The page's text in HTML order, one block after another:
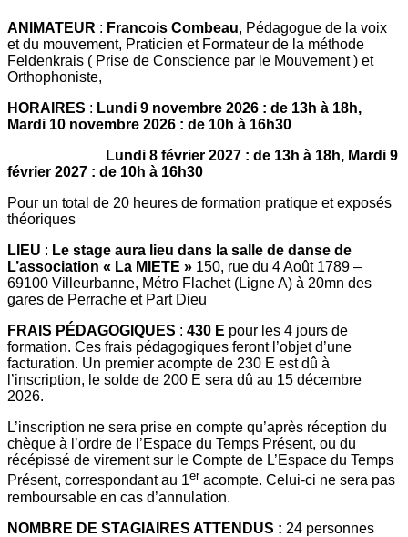
ANIMATEUR : Francois Combeau, Pédagogue de la voix
et du mouvement, Praticien et Formateur de la méthode
Feldenkrais ( Prise de Conscience par le Mouvement ) et
Orthophoniste,
HORAIRES : Lundi 9 novembre 2026 : de 13h à 18h,
Mardi 10 novembre 2026 : de 10h à 16h30
Lundi 8 février 2027 : de 13h à 18h, Mardi 9
février 2027 : de 10h à 16h30
Pour un total de 20 heures de formation pratique et exposés
théoriques
LIEU : Le stage aura lieu dans la salle de danse de
L’association « La MIETE » 150, rue du 4 Août 1789 –
69100 Villeurbanne, Métro Flachet (Ligne A) à 20mn des
gares de Perrache et Part Dieu
FRAIS PÉDAGOGIQUES : 430 E pour les 4 jours de
formation. Ces frais pédagogiques feront l’objet d’une
facturation. Un premier acompte de 230 E est dû à
l’inscription, le solde de 200 E sera dû au 15 décembre
2026.
L’inscription ne sera prise en compte qu’après réception du
chèque à l’ordre de l’Espace du Temps Présent, ou du
récépissé de virement sur le Compte de L’Espace du Temps
Présent, correspondant au 1er acompte. Celui-ci ne sera pas
remboursable en cas d’annulation.
NOMBRE DE STAGIAIRES ATTENDUS : 24 personnes